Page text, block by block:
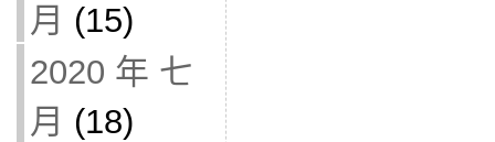
月 (15)
2020 年 七
月 (18)